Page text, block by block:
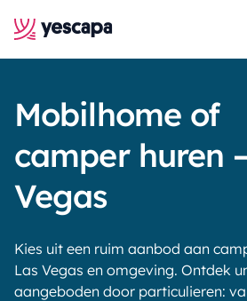
Mobilhome of
camper huren
Vegas
Kies uit een ruim aanbod aan
Las Vegas en omgeving. Ontdek
aangeboden door particulieren: